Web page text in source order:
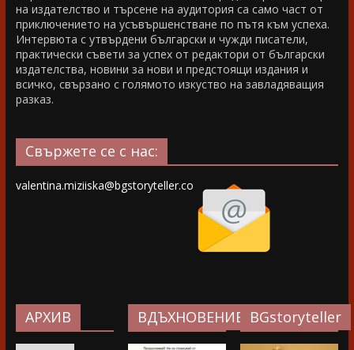
на издателство и търсене на аудитория са само част от
приключението на усъвършенстване по пътя към успеха.
Интервюта с утвърдени български и чужди писатели,
практически съвети за успех от редактори от български
издателства, новини за нови и предстоящи издания и
всичко, свързано с голямото изкуство на завладяващия
разказ.
Свържете се с нас:
valentina.miziiska@bgstoryteller.co
АРХИВ ВДЪХНОВЕНИЕ…BGstoryteller